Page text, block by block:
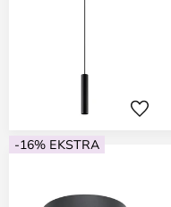
-16% EKSTRA